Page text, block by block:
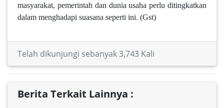
masyarakat, pemerintah dan dunia usaha perlu ditingkatkan
dalam menghadapi suasana seperti ini. (Gst)
Telah dikunjungi sebanyak 3,743 Kali
Berita Terkait Lainnya :